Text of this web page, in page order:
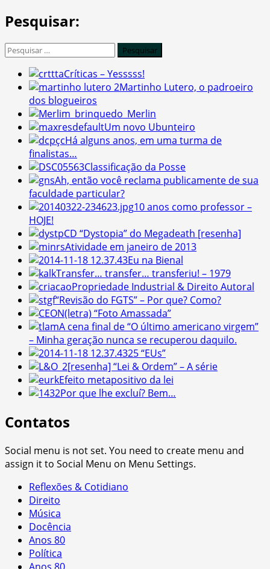
Pesquisar:
Pesquisar
Críticas – Yesssss!
Martinho Lutero, o padroeiro
dos blogueiros
Merlin
Um novo Ubunteiro
Há alguns anos, em uma turma de
finalistas…
Classificação da Posse
Ah, então você reclama publicamente de sua
faculdade particular?
10 anos como professor –
HOJE!
CD “Dystopia” do Megadeath [resenha]
Atividade em janeiro de 2013
Eu na Bienal
Transfer… transfer… transferiu! – 1979
Propriedade Industrial & Direito Autoral
“Revisão do FGTS” – Por que? Como?
(letra) “Foto Amassada”
A cena final de “O último americano virgem”
– Minha geração nunca se recuperou daquilo.
25 “EUs”
[resenha] “Lei & Ordem” – A série
Efeito metapositivo da lei
Por que lhe excluí? Bem…
Contatos
Social menu is not set. You need to create menu and
assign it to Social Menu on Menu Settings.
Reflexões & Cotidiano
Direito
Música
Docência
Anos 80
Política